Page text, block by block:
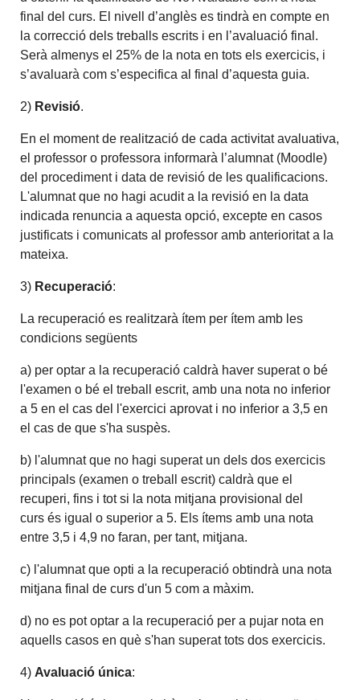
final del curs. El nivell d’anglès es tindrà en compte en
la correcció dels treballs escrits i en l’avaluació final.
Serà almenys el 25% de la nota en tots els exercicis, i
s’avaluarà com s’especifica al final d’aquesta guia.
2) Revisió.
En el moment de realització de cada activitat avaluativa,
el professor o professora informarà l’alumnat (Moodle)
del procediment i data de revisió de les qualificacions.
L'alumnat que no hagi acudit a la revisió en la data
indicada renuncia a aquesta opció, excepte en casos
justificats i comunicats al professor amb anterioritat a la
mateixa.
3) Recuperació:
La recuperació es realitzarà ítem per ítem amb les
condicions següents
a) per optar a la recuperació caldrà haver superat o bé
l'examen o bé el treball escrit, amb una nota no inferior
a 5 en el cas del l'exercici aprovat i no inferior a 3,5 en
el cas de que s'ha suspès.
b) l'alumnat que no hagi superat un dels dos exercicis
principals (examen o treball escrit) caldrà que el
recuperi, fins i tot si la nota mitjana provisional del
curs és igual o superior a 5. Els ítems amb una nota
entre 3,5 i 4,9 no faran, per tant, mitjana.
c) l'alumnat que opti a la recuperació obtindrà una nota
mitjana final de curs d'un 5 com a màxim.
d) no es pot optar a la recuperació per a pujar nota en
aquells casos en què s'han superat tots dos exercicis.
4) Avaluació única: